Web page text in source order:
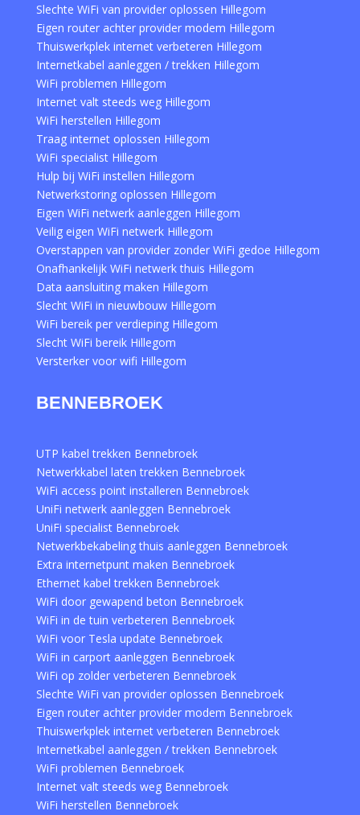
Slechte WiFi van provider oplossen Hillegom
Eigen router achter provider modem Hillegom
Thuiswerkplek internet verbeteren Hillegom
Internetkabel aanleggen / trekken Hillegom
WiFi problemen Hillegom
Internet valt steeds weg Hillegom
WiFi herstellen Hillegom
Traag internet oplossen Hillegom
WiFi specialist Hillegom
Hulp bij WiFi instellen Hillegom
Netwerkstoring oplossen Hillegom
Eigen WiFi netwerk aanleggen Hillegom
Veilig eigen WiFi netwerk Hillegom
Overstappen van provider zonder WiFi gedoe Hillegom
Onafhankelijk WiFi netwerk thuis Hillegom
Data aansluiting maken Hillegom
Slecht WiFi in nieuwbouw Hillegom
WiFi bereik per verdieping Hillegom
Slecht WiFi bereik Hillegom
Versterker voor wifi Hillegom
BENNEBROEK
UTP kabel trekken Bennebroek
Netwerkkabel laten trekken Bennebroek
WiFi access point installeren Bennebroek
UniFi netwerk aanleggen Bennebroek
UniFi specialist Bennebroek
Netwerkbekabeling thuis aanleggen Bennebroek
Extra internetpunt maken Bennebroek
Ethernet kabel trekken Bennebroek
WiFi door gewapend beton Bennebroek
WiFi in de tuin verbeteren Bennebroek
WiFi voor Tesla update Bennebroek
WiFi in carport aanleggen Bennebroek
WiFi op zolder verbeteren Bennebroek
Slechte WiFi van provider oplossen Bennebroek
Eigen router achter provider modem Bennebroek
Thuiswerkplek internet verbeteren Bennebroek
Internetkabel aanleggen / trekken Bennebroek
WiFi problemen Bennebroek
Internet valt steeds weg Bennebroek
WiFi herstellen Bennebroek